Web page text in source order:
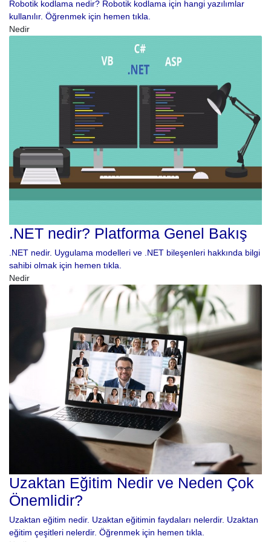
Robotik kodlama nedir? Robotik kodlama için hangi yazılımlar
kullanılır. Öğrenmek için hemen tıkla.
Nedir
.NET nedir? Platforma Genel Bakış
.NET nedir. Uygulama modelleri ve .NET bileşenleri hakkında bilgi
sahibi olmak için hemen tıkla.
Nedir
Uzaktan Eğitim Nedir ve Neden Çok
Önemlidir?
Uzaktan eğitim nedir. Uzaktan eğitimin faydaları nelerdir. Uzaktan
eğitim çeşitleri nelerdir. Öğrenmek için hemen tıkla.